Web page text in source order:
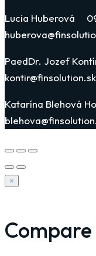
Lucia Huberová
PaedDr. Jozef
kontir@finsolution.sk
Katarína Blehová
×
Compare